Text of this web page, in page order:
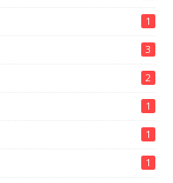
1
3
2
1
1
1